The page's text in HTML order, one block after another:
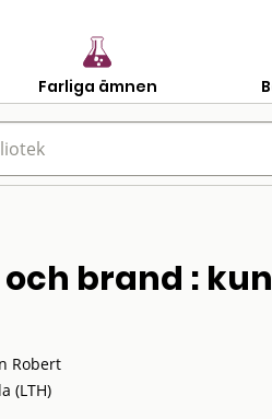
Farliga ämnen
brand :
Robert
(LTH)